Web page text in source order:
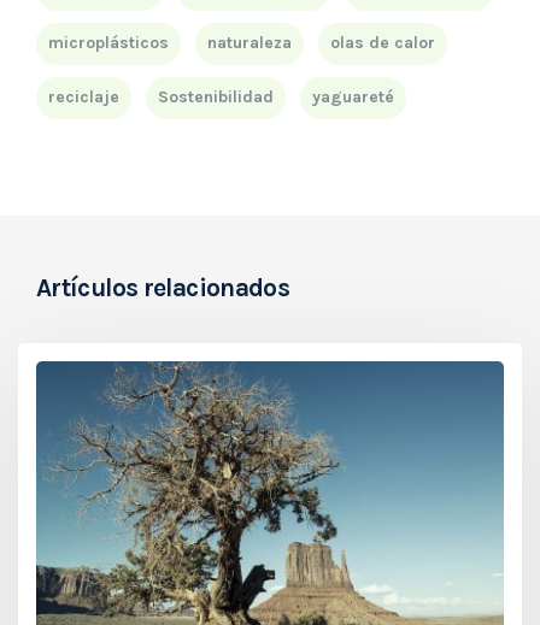
microplásticos naturaleza olas de calor
reciclaje Sostenibilidad yaguareté
Artículos relacionados